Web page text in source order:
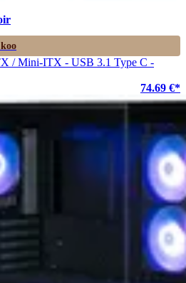
koo
/ Mini-ITX - USB 3.1 Type C -
74.69 €*